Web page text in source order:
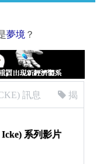
夢境 ？
訊息 揭
系列影片